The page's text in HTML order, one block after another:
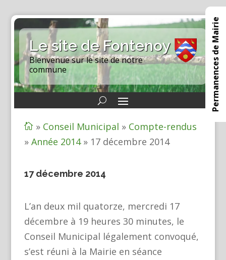
Le site de Fontenoy
Bienvenue sur le site de notre
commune
Permanences de Mairie
» Conseil Municipal » Compte-rendus
» Année 2014» 17 décembre 2014
17 décembre 2014
L’an deux mil quatorze, mercredi 17
décembre à 19 heures 30 minutes, le
Conseil Municipal légalement convoqué,
s’est réuni à la Mairie en séance